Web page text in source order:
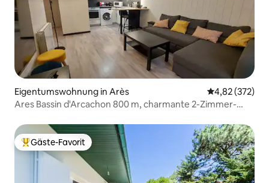
Eigentumswohnung in Arès
4,82 (372)
Ares Bassin d'Arcachon 800 m, charmante 2-Zimmer-
Beliebter Gäste-Favorit.
Gäste-Favorit